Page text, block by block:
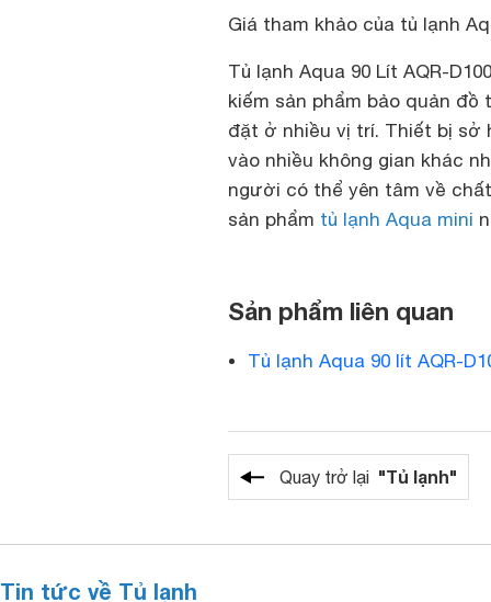
Giá tham khảo của tủ lạnh
Tủ lạnh Aqua 90 Lít AQR-
kiếm sản phẩm bảo quản
đặt ở nhiều vị trí. Thiết bị sở
vào nhiều không gian khác
người có thể yên tâm về
sản phẩm tủ lạnh Aqua mini
Sản phẩm liên quan
Tủ lạnh Aqua 90 lít AQR-
Quay trở lại "Tủ lạnh"
Tin tức về Tủ lạnh